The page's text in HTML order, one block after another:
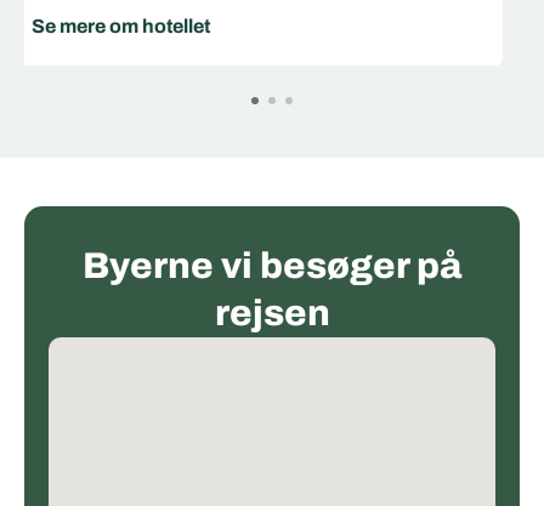
Se mere om hotellet
Byerne vi besøger på
rejsen